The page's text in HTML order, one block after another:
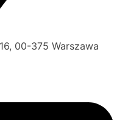
00-375 Warszawa